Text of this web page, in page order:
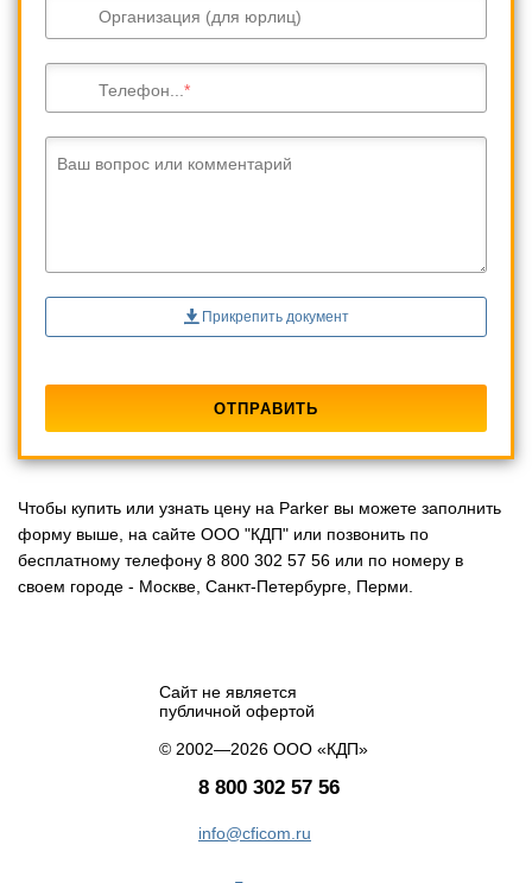
Организация (для юрлиц)
Телефон...
Ваш вопрос или комментарий
Прикрепить документ
Чтобы купить или узнать цену на Parker вы можете заполнить
форму выше, на сайте ООО "КДП" или позвонить по
бесплатному телефону 8 800 302 57 56 или по номеру в
своем городе - Москве, Санкт-Петербурге, Перми.
Сайт не является
публичной офертой
© 2002—2026 ООО «КДП»
8 800 302 57 56
info@cficom.ru